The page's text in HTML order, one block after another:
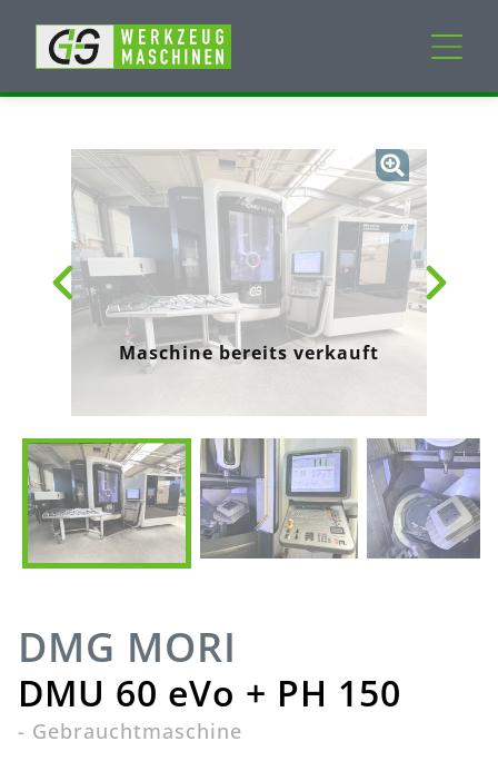
Neumaschinen
Gebrauchtmaschinen
Dienstleistungen
Unternehmen
Mein Konto
Maschine bereits verkauft
DMG MORI
DMU 60 eVo + PH 150
- Gebrauchtmaschine